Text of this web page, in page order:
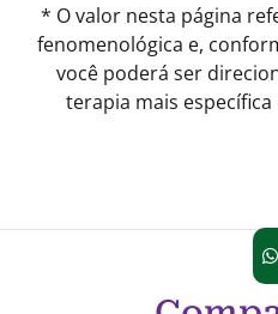
* O valor nesta página
fenomenológica e,
você poderá ser
terapia mais específica